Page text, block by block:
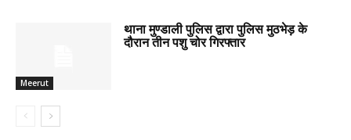
Meerut
थाना मुण्डाली पुलिस द्वारा पुलिस मुठभेड़ के
दौरान तीन पशु चोर गिरफ्तार